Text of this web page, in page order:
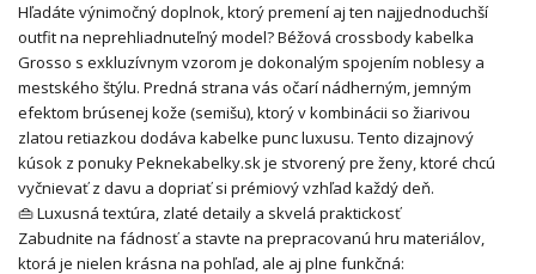
Hľadáte výnimočný doplnok, ktorý premení aj ten najjednoduchší
outfit na neprehliadnuteľný model? Béžová crossbody kabelka
Grosso s exkluzívnym vzorom je dokonalým spojením noblesy a
mestského štýlu. Predná strana vás očarí nádherným, jemným
efektom brúsenej kože (semišu), ktorý v kombinácii so žiarivou
zlatou retiazkou dodáva kabelke punc luxusu. Tento dizajnový
kúsok z ponuky Peknekabelky.sk je stvorený pre ženy, ktoré chcú
vyčnievať z davu a dopriať si prémiový vzhľad každý deň.
👜 Luxusná textúra, zlaté detaily a skvelá praktickosť
Zabudnite na fádnosť a stavte na prepracovanú hru materiálov,
ktorá je nielen krásna na pohľad, ale aj plne funkčná: